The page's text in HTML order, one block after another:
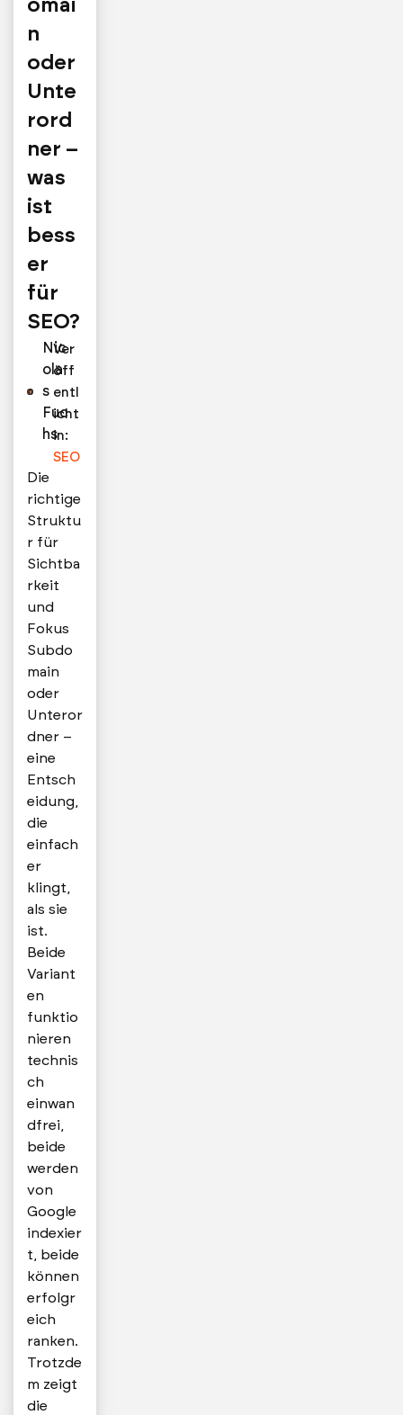
omai
n
oder
Unte
rord
ner –
was
ist
bess
er
für
SEO?
Nic
ola
s
Fuc
hs
Ver
öff
entl
icht
in:
SEO
Die
richtige
Struktu
r für
Sichtba
rkeit
und
Fokus
Subdo
main
oder
Unteror
dner –
eine
Entsch
eidung,
die
einfach
er
klingt,
als sie
ist.
Beide
Variant
en
funktio
nieren
technis
ch
einwan
dfrei,
beide
werden
von
Google
indexier
t, beide
können
erfolgr
eich
ranken.
Trotzde
m zeigt
die